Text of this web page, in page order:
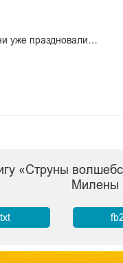
уже праздновали…
«Струны
Милены
txt fb2